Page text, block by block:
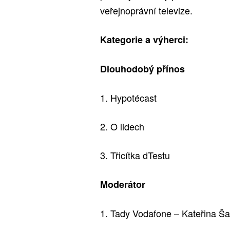
veřejnoprávní televize.
Kategorie a výherci:
Dlouhodobý přínos
1. Hypotécast
2. O lidech
3. Třicítka dTestu
Moderátor
1. Tady Vodafone – Kateřina